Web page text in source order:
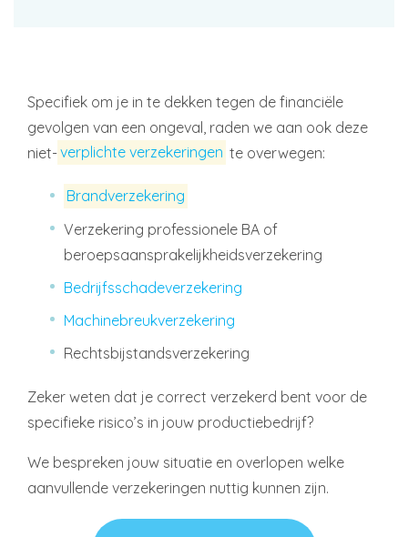
Specifiek om je in te dekken tegen de financiële
gevolgen van een ongeval, raden we aan ook deze
niet-verplichte verzekeringen te overwegen:
Brandverzekering
Verzekering professionele BA of
beroepsaansprakelijkheidsverzekering
Bedrijfsschadeverzekering
Machinebreukverzekering
Rechtsbijstandsverzekering
Zeker weten dat je correct verzekerd bent voor de
specifieke risico’s in jouw productiebedrijf?
We bespreken jouw situatie en overlopen welke
aanvullende verzekeringen nuttig kunnen zijn.